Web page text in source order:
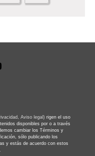
Aviso legal) rigen el uso
disponibles por o a través
cambiar los Términos y
sólo publicando los
y estás de acuerdo con estos